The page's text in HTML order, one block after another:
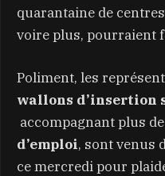
quarantaine de
voire plus, pourraient
Poliment, les
wallons d’insertion
accompagnant plus de
d’emploi, sont venus
ce mercredi pour